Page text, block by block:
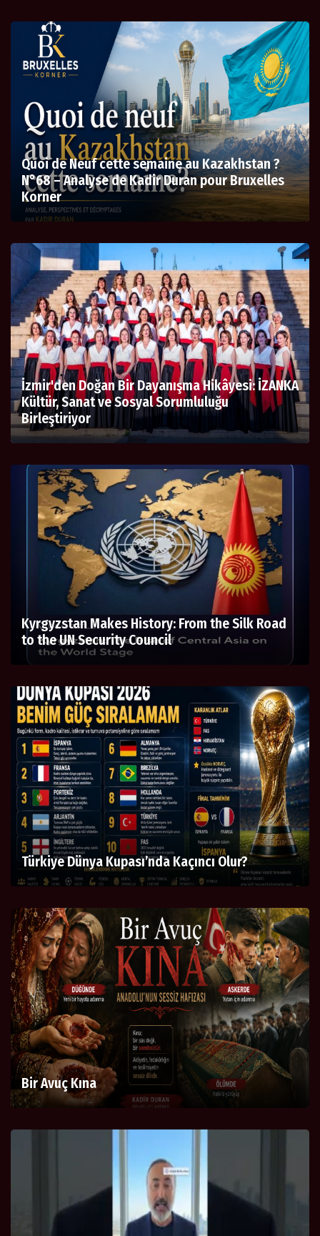
Quoi de Neuf cette semaine au Kazakhstan ?
N°68 – Analyse de Kadir Duran pour Bruxelles
Korner
İzmir'den Doğan Bir Dayanışma Hikâyesi: İZANKA
Kültür, Sanat ve Sosyal Sorumluluğu
Birleştiriyor
Kyrgyzstan Makes History: From the Silk Road
to the UN Security Council
Türkiye Dünya Kupası’nda Kaçıncı Olur?
Bir Avuç Kına